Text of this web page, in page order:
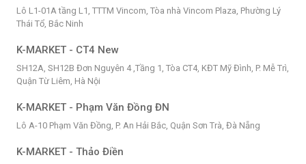
Lô L1-01A tầng L1, TTTM Vincom, Tòa nhà Vincom Plaza, Phường Lý
Thái Tổ, Bắc Ninh
K-MARKET - CT4 New
SH12A, SH12B Đơn Nguyên 4 ,Tầng 1, Tòa CT4, KĐT Mỹ Đình, P. Mễ Trì,
Quận Từ Liêm, Hà Nội
K-MARKET - Phạm Văn Đồng ĐN
Lô A-10 Phạm Văn Đồng, P. An Hải Bắc, Quận Sơn Trà, Đà Nẵng
K-MARKET - Thảo Điền